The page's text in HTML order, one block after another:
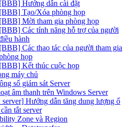
[BBB] Hướng dẫn cài đặt
[BBB] Tạo/Xóa phòng họp
[BBB] Mời tham gia phòng họp
[BBB] Các tính năng hỗ trợ của người
hành
[BBB] Các thao tác của người tham gia
họp
[BBB] Kết thúc cuộc họp
máy chủ
số giám sát Server
âm thanh trên Windows Server
Hướng dẫn tăng dung lượng ổ
tắt server
Zone và Region